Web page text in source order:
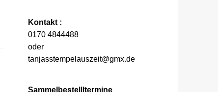
Kontakt :
0170 4844488
oder
tanjasstempelauszeit@gmx.de
Sammelbestellltermine